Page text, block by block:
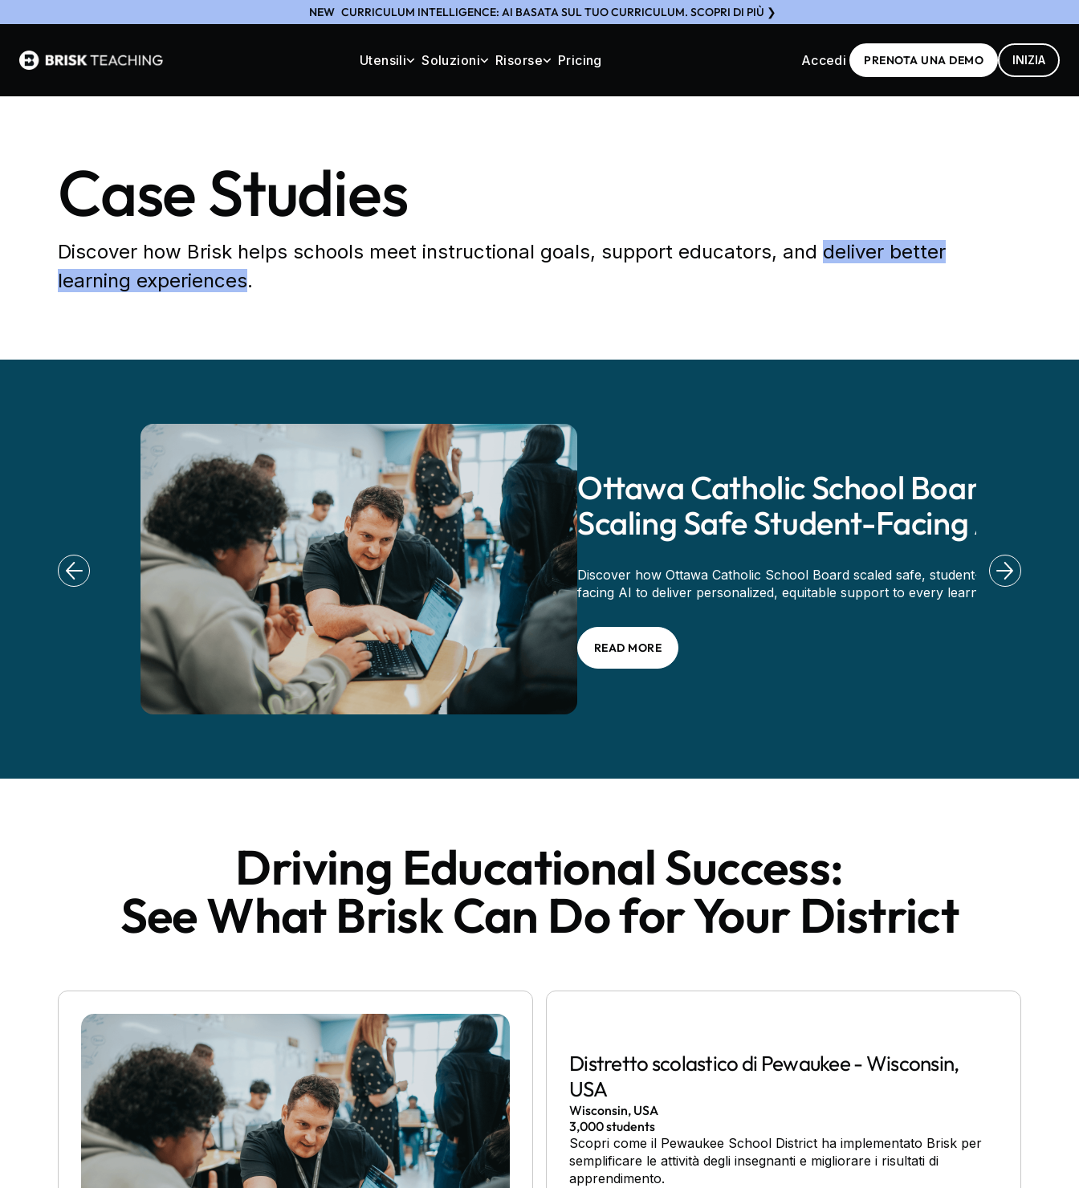
NEW CURRICULUM INTELLIGENCE: AI BASATA SUL TUO CURRICULUM. SCOPRI DI PIÙ ❯
Utensili Soluzioni Risorse Pricing Accedi PRENOTA UNA DEMO INIZIA
Case Studies
Discover how Brisk helps schools meet instructional goals, support educators, and deliver better
learning experiences.
Ottawa Catholic School Board:
Scaling Safe Student-Facing AI
Discover how Ottawa Catholic School Board scaled safe, student-
facing AI to deliver personalized, equitable support to every learner.
READ MORE
Driving Educational Success:
See What Brisk Can Do for Your District
Distretto scolastico di Pewaukee - Wisconsin,
USA
Wisconsin, USA
3,000 students
Scopri come il Pewaukee School District ha implementato Brisk per
semplificare le attività degli insegnanti e migliorare i risultati di
apprendimento.